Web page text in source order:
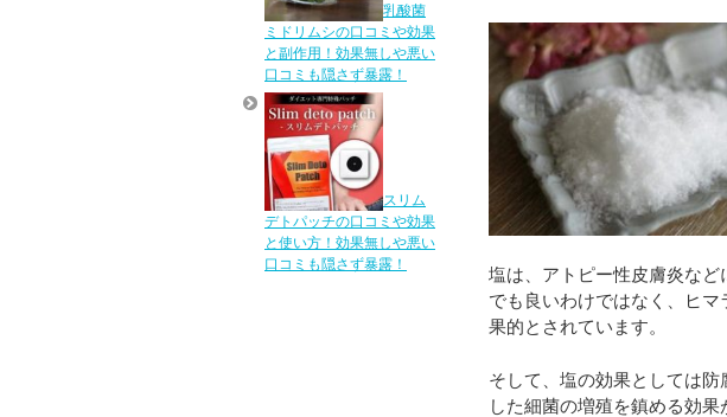
塩は、アトピー性皮膚炎な
でも良いわけではなく、ヒ
果的とされています。
そして、塩の効果としては
した細菌の増殖を鎮める効果
乳酸菌
ミドリムシの口コミや効果
と副作用！効果無しや悪い
口コミも隠さず暴露！
スリム
デトパッチの口コミや効果
と使い方！効果無しや悪い
口コミも隠さず暴露！